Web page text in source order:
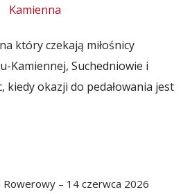
który czekają miłośnicy
Kamiennej, Suchedniowie i
kiedy okazji do pedałowania jest
Rowerowy – 14 czerwca 2026